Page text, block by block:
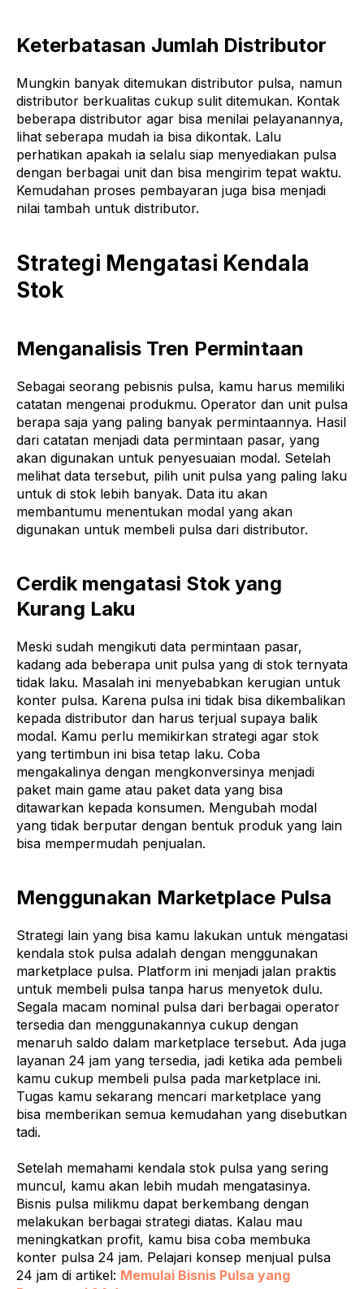
Keterbatasan Jumlah Distributor
Mungkin banyak ditemukan distributor pulsa, namun
distributor berkualitas cukup sulit ditemukan. Kontak
beberapa distributor agar bisa menilai pelayanannya,
lihat seberapa mudah ia bisa dikontak. Lalu
perhatikan apakah ia selalu siap menyediakan pulsa
dengan berbagai unit dan bisa mengirim tepat waktu.
Kemudahan proses pembayaran juga bisa menjadi
nilai tambah untuk distributor.
Strategi Mengatasi Kendala
Stok
Menganalisis Tren Permintaan
Sebagai seorang pebisnis pulsa, kamu harus memiliki
catatan mengenai produkmu. Operator dan unit pulsa
berapa saja yang paling banyak permintaannya. Hasil
dari catatan menjadi data permintaan pasar, yang
akan digunakan untuk penyesuaian modal. Setelah
melihat data tersebut, pilih unit pulsa yang paling laku
untuk di stok lebih banyak. Data itu akan
membantumu menentukan modal yang akan
digunakan untuk membeli pulsa dari distributor.
Cerdik mengatasi Stok yang
Kurang Laku
Meski sudah mengikuti data permintaan pasar,
kadang ada beberapa unit pulsa yang di stok ternyata
tidak laku. Masalah ini menyebabkan kerugian untuk
konter pulsa. Karena pulsa ini tidak bisa dikembalikan
kepada distributor dan harus terjual supaya balik
modal. Kamu perlu memikirkan strategi agar stok
yang tertimbun ini bisa tetap laku. Coba
mengakalinya dengan mengkonversinya menjadi
paket main game atau paket data yang bisa
ditawarkan kepada konsumen. Mengubah modal
yang tidak berputar dengan bentuk produk yang lain
bisa mempermudah penjualan.
Menggunakan Marketplace Pulsa
Strategi lain yang bisa kamu lakukan untuk mengatasi
kendala stok pulsa adalah dengan menggunakan
marketplace pulsa. Platform ini menjadi jalan praktis
untuk membeli pulsa tanpa harus menyetok dulu.
Segala macam nominal pulsa dari berbagai operator
tersedia dan menggunakannya cukup dengan
menaruh saldo dalam marketplace tersebut. Ada juga
layanan 24 jam yang tersedia, jadi ketika ada pembeli
kamu cukup membeli pulsa pada marketplace ini.
Tugas kamu sekarang mencari marketplace yang
bisa memberikan semua kemudahan yang disebutkan
tadi.
Setelah memahami kendala stok pulsa yang sering
muncul, kamu akan lebih mudah mengatasinya.
Bisnis pulsa milikmu dapat berkembang dengan
melakukan berbagai strategi diatas. Kalau mau
meningkatkan profit, kamu bisa coba membuka
konter pulsa 24 jam. Pelajari konsep menjual pulsa
24 jam di artikel: Memulai Bisnis Pulsa yang